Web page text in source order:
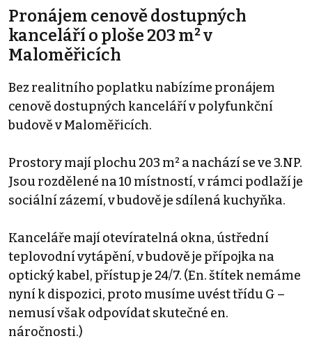
Pronájem cenově dostupných
kanceláří o ploše 203 m² v
Maloměřicích
Bez realitního poplatku nabízíme pronájem
cenově dostupných kanceláří v polyfunkční
budově v Maloměřicích.
Prostory mají plochu 203 m² a nachází se ve 3.NP.
Jsou rozdělené na 10 místností, v rámci podlaží je
sociální zázemí, v budově je sdílená kuchyňka.
Kanceláře mají otevíratelná okna, ústřední
teplovodní vytápění, v budově je přípojka na
optický kabel, přístup je 24/7. (En. štítek nemáme
nyní k dispozici, proto musíme uvést třídu G –
nemusí však odpovídat skutečné en.
náročnosti.)